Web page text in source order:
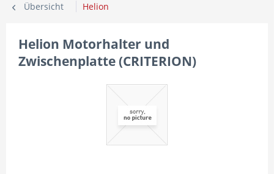
Übersicht Helion
Helion Motorhalter und
Zwischenplatte (CRITERION)